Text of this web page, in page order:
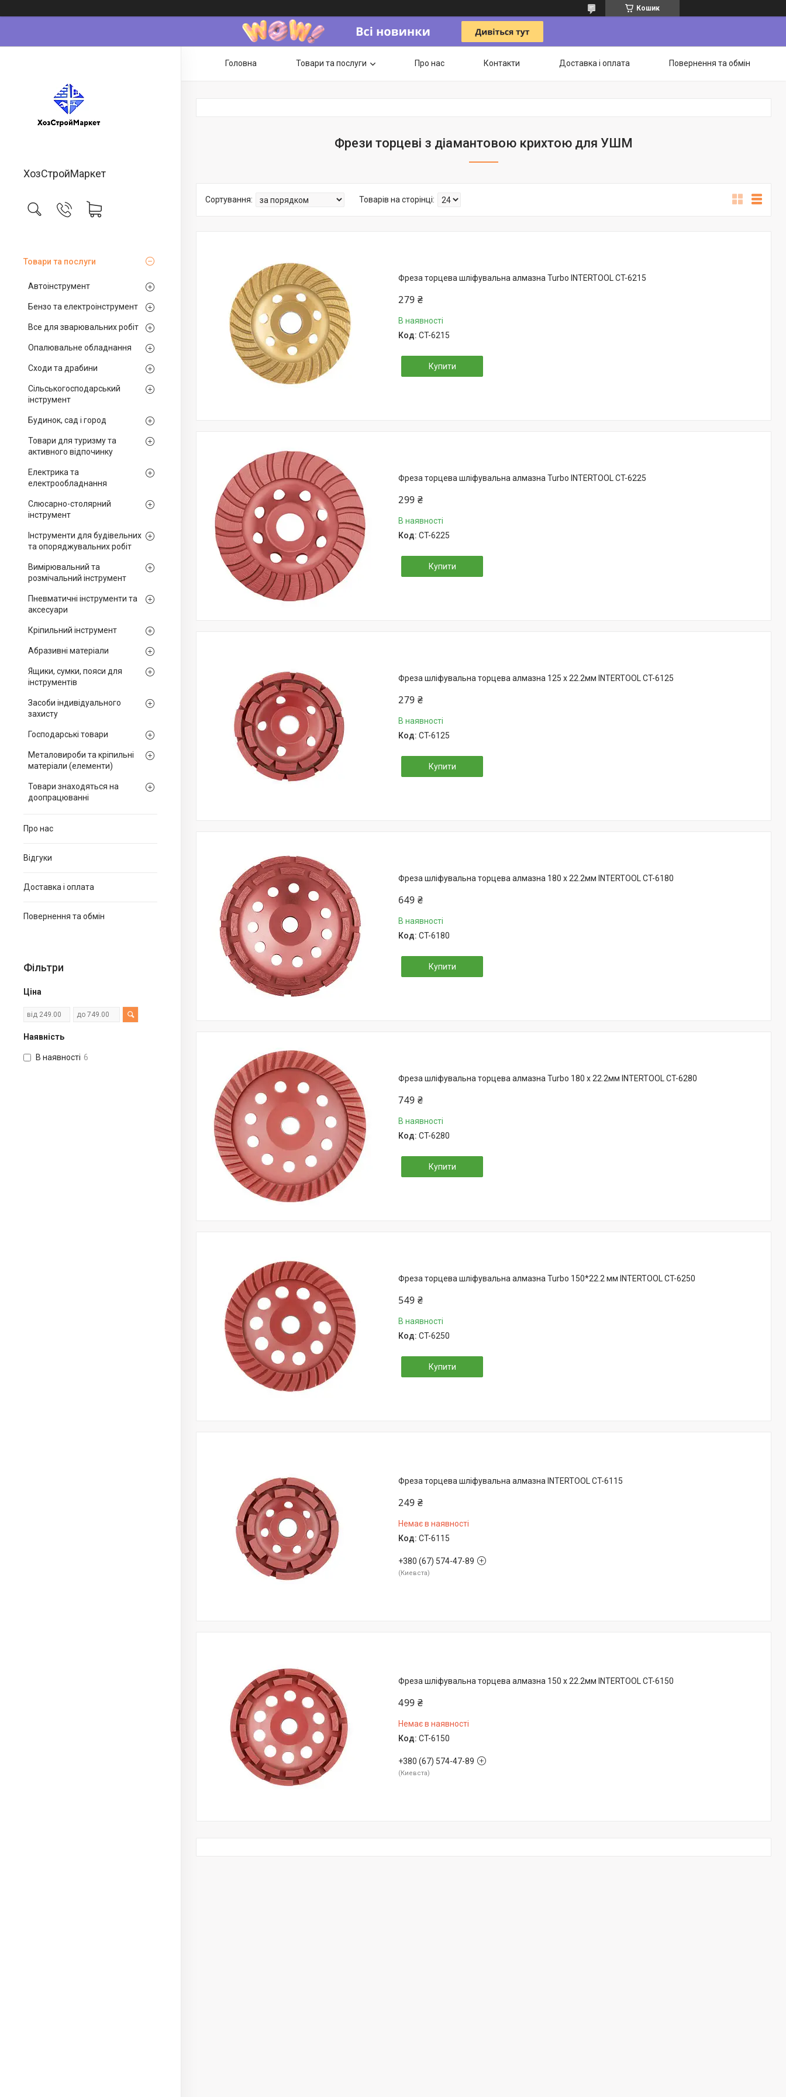
Кошик
ХозСтройМаркет
Товари та послуги
Автоінструмент
Бензо та електроінструмент
Все для зварювальних робіт
Опалювальне обладнання
Сходи та драбини
Сільськогосподарський
інструмент
Будинок, сад і город
Товари для туризму та
активного відпочинку
Електрика та
електрообладнання
Слюсарно-столярний
інструмент
Інструменти для будівельних
та опоряджувальних робіт
Вимірювальний та
розмічальний інструмент
Пневматичні інструменти та
аксесуари
Кріпильний інструмент
Абразивні матеріали
Ящики, сумки, пояси для
інструментів
Засоби індивідуального
захисту
Господарські товари
Металовироби та кріпильні
матеріали (елементи)
Товари знаходяться на
доопрацюванні
Про нас
Відгуки
Доставка і оплата
Повернення та обмін
Фільтри
Ціна
Наявність
В наявності 6
Головна Товари та послуги Про нас Контакти Доставка і оплата Повернення та обмін
Фрези торцеві з діамантовою крихтою для УШМ
Фреза торцева шліфувальна алмазна Turbo INTERTOOL CT-6215
279 ₴
CT-6215
В наявності
Купити
Фреза торцева шліфувальна алмазна Turbo INTERTOOL CT-6225
299 ₴
CT-6225
В наявності
Купити
Фреза шліфувальна торцева алмазна 125 x 22.2мм INTERTOOL CT-6125
279 ₴
CT-6125
В наявності
Купити
Фреза шліфувальна торцева алмазна 180 x 22.2мм INTERTOOL CT-6180
649 ₴
CT-6180
В наявності
Купити
Фреза шліфувальна торцева алмазна Turbo 180 x 22.2мм INTERTOOL CT-6280
749 ₴
CT-6280
В наявності
Купити
Фреза торцева шліфувальна алмазна Turbo 150*22.2 мм INTERTOOL CT-6250
549 ₴
CT-6250
В наявності
Купити
Фреза торцева шліфувальна алмазна INTERTOOL CT-6115
249 ₴
CT-6115
Немає в наявності
+380 (67) 574-47-89
Киевста
Фреза шліфувальна торцева алмазна 150 x 22.2мм INTERTOOL CT-6150
499 ₴
CT-6150
Немає в наявності
+380 (67) 574-47-89
Киевста